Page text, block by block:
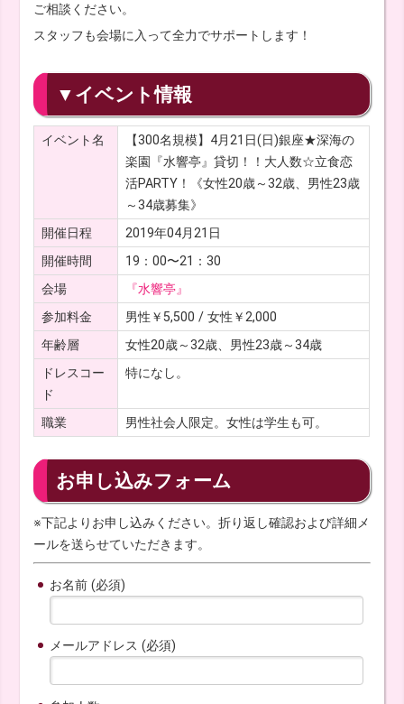
ご相談ください。
スタッフも会場に入って全力でサポートします！
▼イベント情報
イベント名
【300名規模】4月21日(日)銀座★深海の
楽園『水響亭』貸切！！大人数☆立食恋
活PARTY！《女性20歳～32歳、男性23歳
～34歳募集》
開催日程
2019年04月21日
開催時間
19：00〜21：30
会場
『水響亭』
参加料金
男性￥5,500 / 女性￥2,000
年齢層
女性20歳～32歳、男性23歳～34歳
ドレスコー
ド
特になし。
職業 男性社会人限定。女性は学生も可。
お申し込みフォーム
※下記よりお申し込みください。折り返し確認および詳細メ
ールを送らせていただきます。
お名前 (必須)
メールアドレス (必須)